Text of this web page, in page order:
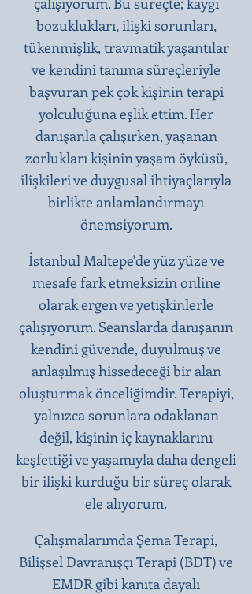
bozuklukları, ilişki sorunları,
tükenmişlik, travmatik yaşantılar
ve kendini tanıma süreçleriyle
başvuran pek çok kişinin terapi
yolculuğuna eşlik ettim. Her
danışanla çalışırken, yaşanan
zorlukları kişinin yaşam öyküsü,
ilişkileri ve duygusal ihtiyaçlarıyla
birlikte anlamlandırmayı
önemsiyorum.
İstanbul Maltepe'de yüz yüze ve
mesafe fark etmeksizin online
olarak ergen ve yetişkinlerle
çalışıyorum. Seanslarda danışanın
kendini güvende, duyulmuş ve
anlaşılmış hissedeceği bir alan
oluşturmak önceliğimdir. Terapiyi,
yalnızca sorunlara odaklanan
değil, kişinin iç kaynaklarını
keşfettiği ve yaşamıyla daha dengeli
bir ilişki kurduğu bir süreç olarak
ele alıyorum.
Çalışmalarımda Şema Terapi,
Bilişsel Davranışçı Terapi (BDT) ve
EMDR gibi kanıta dayalı